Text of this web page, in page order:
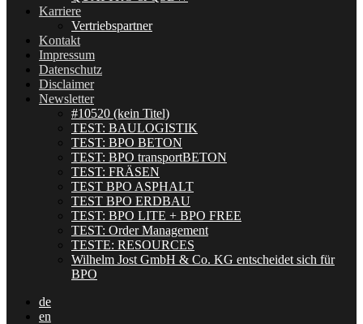
Karriere
Vertriebspartner
Kontakt
Impressum
Datenschutz
Disclaimer
Newsletter
#10520 (kein Titel)
TEST: BAULOGISTIK
TEST: BPO BETON
TEST: BPO transportBETON
TEST: FRÄSEN
TEST BPO ASPHALT
TEST BPO ERDBAU
TEST: BPO LITE + BPO FREE
TEST: Order Management
TESTE: RESOURCES
Wilhelm Jost GmbH & Co. KG entscheidet sich für
BPO
de
en